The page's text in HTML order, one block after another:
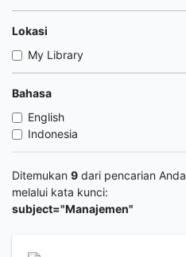
Lokasi
My Library
Bahasa
English
Indonesia
Ditemukan 9 dari pencarian Anda
melalui kata kunci:
subject="Manajemen"